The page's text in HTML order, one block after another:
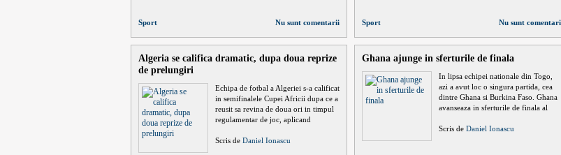
Sport Nu sunt comentarii Sport Nu sunt
Algeria se califica dramatic, dupa doua reprize
de prelungiri
Echipa de fotbal a Algeriei s-a calificat
in semifinalele Cupei Africii dupa ce a
reusit sa revina de doua ori in timpul
regulamentar de joc, aplicand
Scris de Daniel Ionascu
Ghana ajunge in sferturile de finala
In lipsa echipei nationale din Togo,
azi a avut loc o singura partida, cea
dintre Ghana si Burkina Faso. Ghana
avanseaza in sferturile de finala al
Scris de Daniel Ionascu